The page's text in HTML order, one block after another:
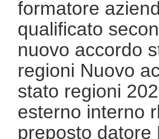
obbligatorio ASPP/RSPP (DL.81/
periodicità della sicurezza tabella
Accordo 2025 DRV – Documento
formazione in salute e sicurezza
formatore
qualificato
nuovo accordo
regioni Nuovo
stato regioni
esterno interno
preposto datore